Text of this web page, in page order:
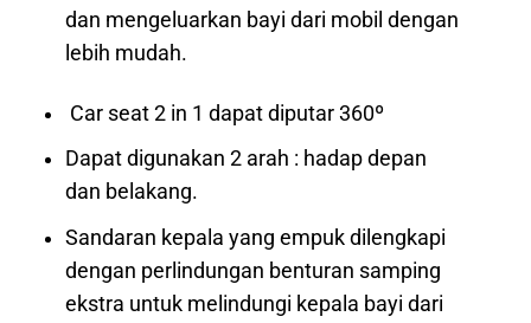
dan mengeluarkan bayi dari mobil dengan
lebih mudah.
Car seat 2 in 1 dapat diputar 360º
Dapat digunakan 2 arah : hadap depan
dan belakang.
Sandaran kepala yang empuk dilengkapi
dengan perlindungan benturan samping
ekstra untuk melindungi kepala bayi dari